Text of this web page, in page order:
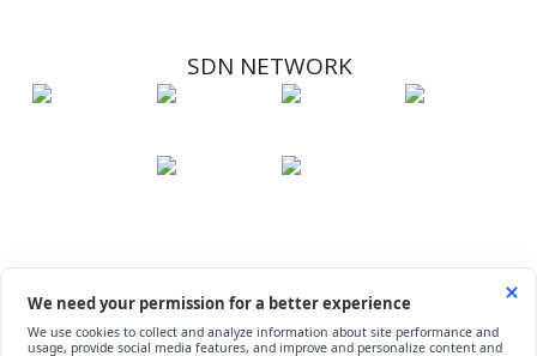
SDN NETWORK